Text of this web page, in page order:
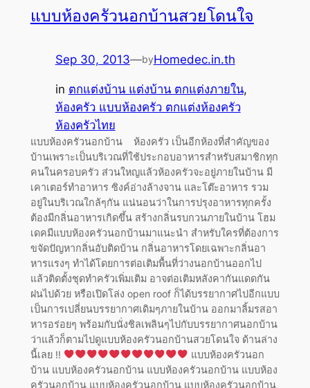
แบบห้องครัวนอกบ้านสวยโดนใจ
Sep 30, 2013—byHomedec.in.th
in ตกแต่งบ้าน แต่งบ้าน ตกแต่งภายใน
ห้องครัว แบบห้องครัว ตกแต่งห้องครัว
ห้องครัวไทย
แบบห้องครัวนอกบ้าน ห้องครัว เป็นอีกห้องที่สำคัญของ
บ้านเพราะเป็นบริเวณที่ใช้ประกอบอาหารสำหรับสมาชิกทุก
คนในครอบครัว ส่วนใหญแล้วห้องครัวจะอยู่ภายในบ้าน มี
เคาเตอร์ทำอาหาร ซิงค์อ่างล้างจาน และโต๊ะอาหาร รวม
อยู่ในบริเวณใกล้ๆกัน แน่นอนว่าในการปรุงอาหารทุกครั้ง
ต้องมีกลิ่นอาหารเกิดขึ้น สร้างกลิ่นรบกวนภายในบ้าน โฮม
เดคมีแบบห้องครัวนอกบ้านมาแนะนำ สำหรับใครที่ต้องการ
ขจัดปัญหากลิ่นอับติดบ้าน กลิ่นอาหารโดยเฉพาะกลิ่นอา
หารแรงๆ ทำได้โดยการต่อเติมพื้นที่ว่างนอกบ้านออกไป
แล้วติดตั้งชุดทำครัวเพิ่มเติม อาจต่อเติมหลังคากันแดดกัน
ฝนไปด้วย หรือเปิดโล่ง open roof ก็ได้บรรยากาศไปอีกแบบ
เป็นการเปลี่ยนบรรยากาศเดิมๆภายในบ้าน ออกมาลิ้มรสอา
หารอร่อยๆ พร้อมกับนั่งชิลเพลินๆไปกับบรรยากาศนอกบ้าน
ว่าแล้วก็ตามไปดูแบบห้องครัวนอกบ้านสวยโดนใจ ด้านล่าง
นี้เลย !!
แบบห้องครัวนอก
บ้าน แบบห้องครัวนอกบ้าน แบบห้องครัวนอกบ้าน แบบห้อง
ครัวนอกบ้าน แบบห้องครัวนอกบ้าน แบบห้องครัวนอกบ้าน